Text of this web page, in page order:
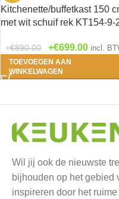
Kitchenette/buffetkast 150
met wit schuif rek KT154-9-
€890.00 €699.00 incl.
TOEVOEGEN AAN
WINKELWAGEN
Wil jij ook de nieuwste
bijhouden op het gebied
inspireren door het